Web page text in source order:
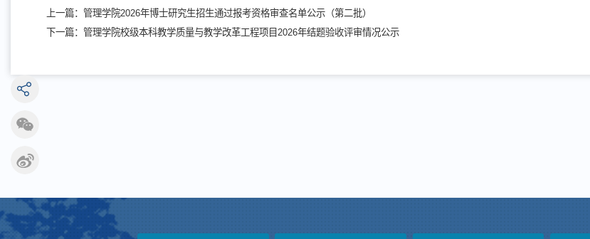
上一篇：管理学院2026年博士研究生招生通过报考资格审查名单公示（第二批）
下一篇：管理学院校级本科教学质量与教学改革工程项目2026年结题验收评审情况公示